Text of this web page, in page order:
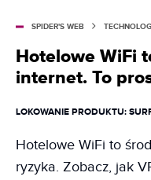
SPIDER'S WEB
Hotelowe WiFi
internet. To
LOKOWANIE PRODUKTU:
Hotelowe WiFi to
ryzyka. Zobacz, jak